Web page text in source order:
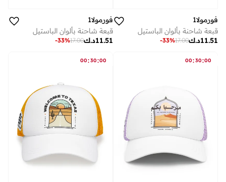
فورمولا1
قبعة شاحنة بألوان الباستيل
د.ك11.51
17.00
-33%
فورمولا1
قبعة شاحنة بألوان الباستيل
د.ك11.51
17.00
-33%
00:30:00
00:30:00